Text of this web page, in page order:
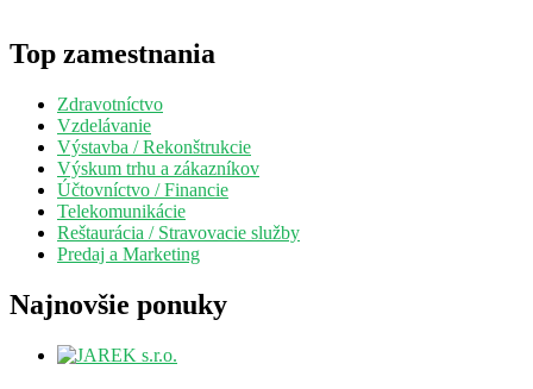
Top zamestnania
Zdravotníctvo
Vzdelávanie
Výstavba / Rekonštrukcie
Výskum trhu a zákazníkov
Účtovníctvo / Financie
Telekomunikácie
Reštaurácia / Stravovacie služby
Predaj a Marketing
Najnovšie ponuky